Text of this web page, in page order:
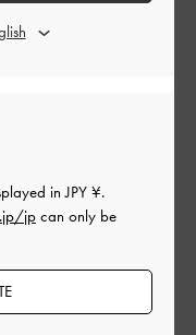
2025-11-12
inJPY ¥.
jpcan only be